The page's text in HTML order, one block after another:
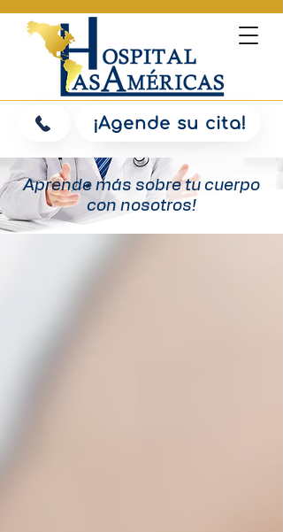
¡Agende su cita!
Aprende más sobre tu cuerpo
con nosotros!